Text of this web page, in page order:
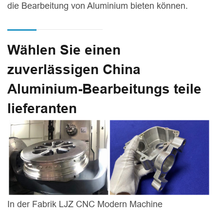
die Bearbeitung von Aluminium bieten können.
Wählen Sie einen
zuverlässigen China
Aluminium-Bearbeitungs teile
lieferanten
In der Fabrik LJZ CNC Modern Machine